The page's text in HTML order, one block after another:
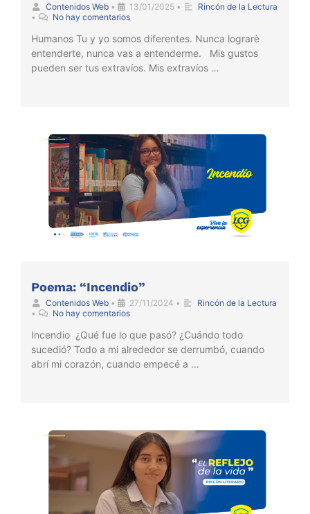
Contenidos Web • 13/01/2025 •
Rincón de la Lectura
•
No hay comentarios
Humanos Tu y yo somos diferentes. Nunca lograrè
entenderte, nunca vas a entenderme. Mis gustos
pueden ser tus extravíos. Mis extravíos …
Poema: “Incendio”
Contenidos Web • 27/11/2024 •
Rincón de la Lectura
•
No hay comentarios
Incendio ¿Qué fue lo que pasó? ¿Cuándo todo
sucedió? Todo a mi alrededor se derrumbó, cuando
abrí mi corazón, cuando empecé a …